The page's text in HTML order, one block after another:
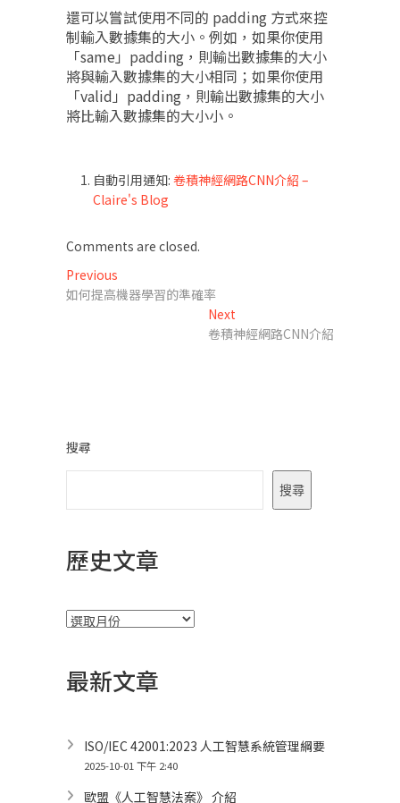
還可以嘗試使用不同的 padding 方式來控
制輸入數據集的大小。例如，如果你使用
「same」padding，則輸出數據集的大小
將與輸入數據集的大小相同；如果你使用
「valid」padding，則輸出數據集的大小
將比輸入數據集的大小小。
自動引用通知: 卷積神經網路CNN介紹 –
Claire's Blog
Comments are closed.
文
章
Previous
post:
如何提高機器學習的準確率
Next
post:
卷積神經網路CNN介紹
搜尋
搜尋
歷史文章
彙
最新文章
ISO/IEC 42001:2023 人工智慧系統管理綱要
2025-10-01 下午 2:40
歐盟《人工智慧法案》 介紹